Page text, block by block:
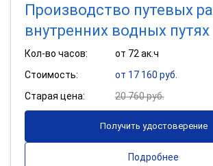
Производство путевых
внутренних водных путях
Кол-во часов:
от 72 ак.ч
Стоимость:
от 17 160 руб.
Старая цена:
20 760 руб.
Получить удостоверение
Подробнее